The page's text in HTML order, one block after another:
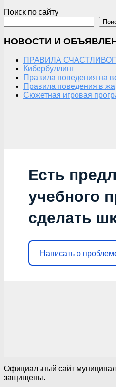
Поиск по сайту
НОВОСТИ И
ПРАВИЛА
Кибербуллинг
Правила поведения на
Правила поведения в
Сюжетная игровая
Есть
учебного
сделать
Написать о
Официальный сайт
защищены.